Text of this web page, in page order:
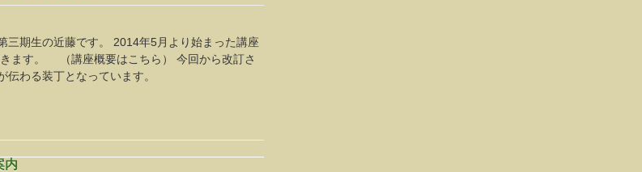
三期生の近藤です。 2014年5月より始まった講座
ます。 （講座概要はこちら） 今回から改訂さ
わる装丁となっています。
内